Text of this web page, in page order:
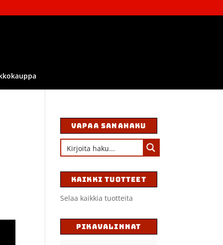
VAPAA SANAHAKU
KAIKKI TUOTTEET
Selaa kaikkia tuotteita
PIKAVALINNAT